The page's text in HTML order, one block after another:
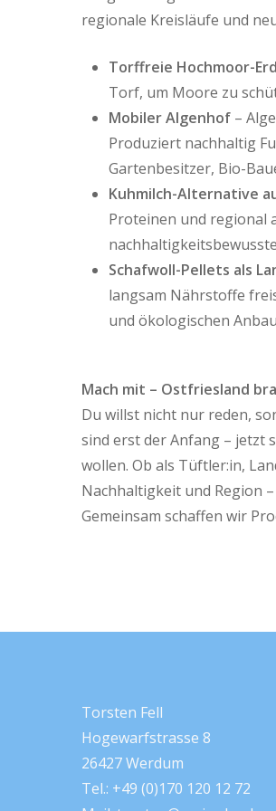
regionale Kreisläufe und
Torffreie Hochmoor-
Torf, um Moore zu
Mobiler Algenhof –
Produziert nachhaltig
Gartenbesitzer, Bio-
Kuhmilch-Alternative
Proteinen und regional
Schafwoll-Pellets als
langsam Nährstoffe
und ökologischen
Mach mit – Ostfriesland
Du willst nicht nur reden,
sind erst der Anfang – jetzt
wollen. Ob als Tüftler:in,
Nachhaltigkeit und Region
Gemeinsam schaffen wir
Torsten Fell
Hogewarfstrasse 8
26427 Werdum
Tel.: +49 (0)170 120 12 72